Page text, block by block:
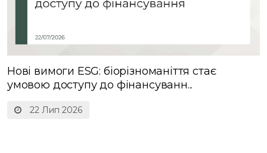
22 Лип 2026
Нові вимоги ESG: біорізноманіття стає
умовою доступу до фінансуванн...